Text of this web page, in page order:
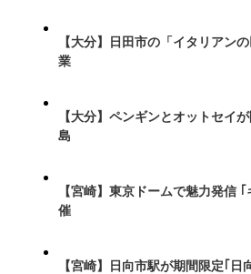
【大分】日田市の「イタリアン
業
【大分】ペンギンとオットセイ
島
【宮崎】東京ドームで魅力発信
催
【宮崎】日向市駅が期間限定｢日